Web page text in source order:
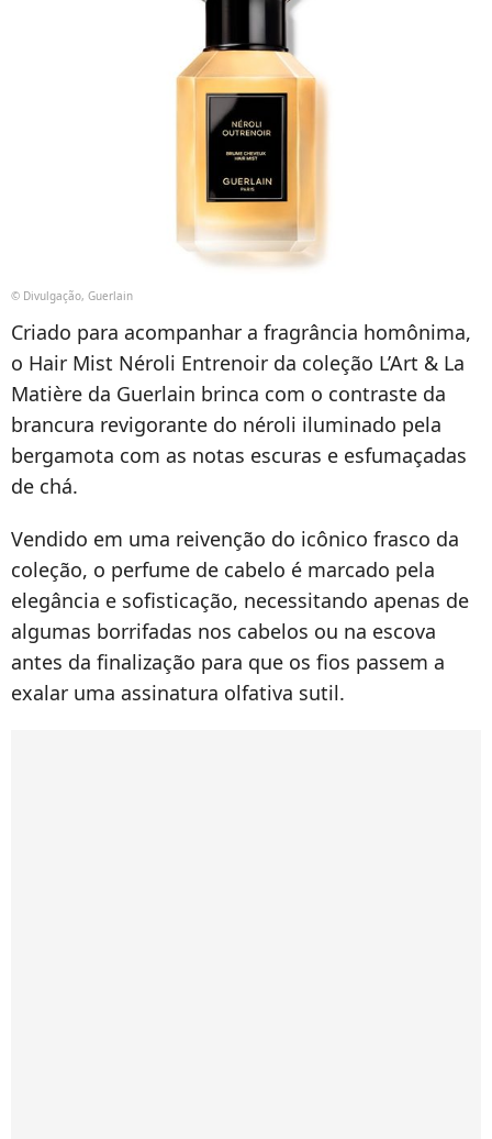
© Divulgação, Guerlain
Criado para acompanhar a fragrância homônima,
o Hair Mist Néroli Entrenoir da coleção L’Art & La
Matière da Guerlain brinca com o contraste da
brancura revigorante do néroli iluminado pela
bergamota com as notas escuras e esfumaçadas
de chá.
Vendido em uma reivenção do icônico frasco da
coleção, o perfume de cabelo é marcado pela
elegância e sofisticação, necessitando apenas de
algumas borrifadas nos cabelos ou na escova
antes da finalização para que os fios passem a
exalar uma assinatura olfativa sutil.